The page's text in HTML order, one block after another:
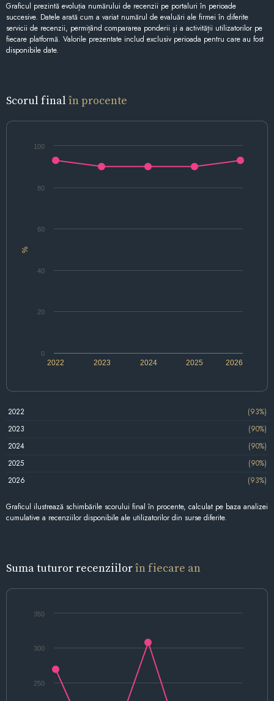
Graficul prezintă evoluția numărului de recenzii pe portaluri în perioade
succesive. Datele arată cum a variat numărul de evaluări ale firmei în diferite
servicii de recenzii, permițând compararea ponderii și a activității utilizatorilor pe
fiecare platformă. Valorile prezentate includ exclusiv perioada pentru care au fost
disponibile date.
Scorul final în procente
%
2022 2024 2026
2023 2025
0
20
40
60
80
100
2022
(93%)
2023
(90%)
2024
(90%)
2025
(90%)
2026
(93%)
Graficul ilustrează schimbările scorului final în procente, calculat pe baza analizei
cumulative a recenziilor disponibile ale utilizatorilor din surse diferite.
Suma tuturor recenziilorîn fiecare an
250
300
350